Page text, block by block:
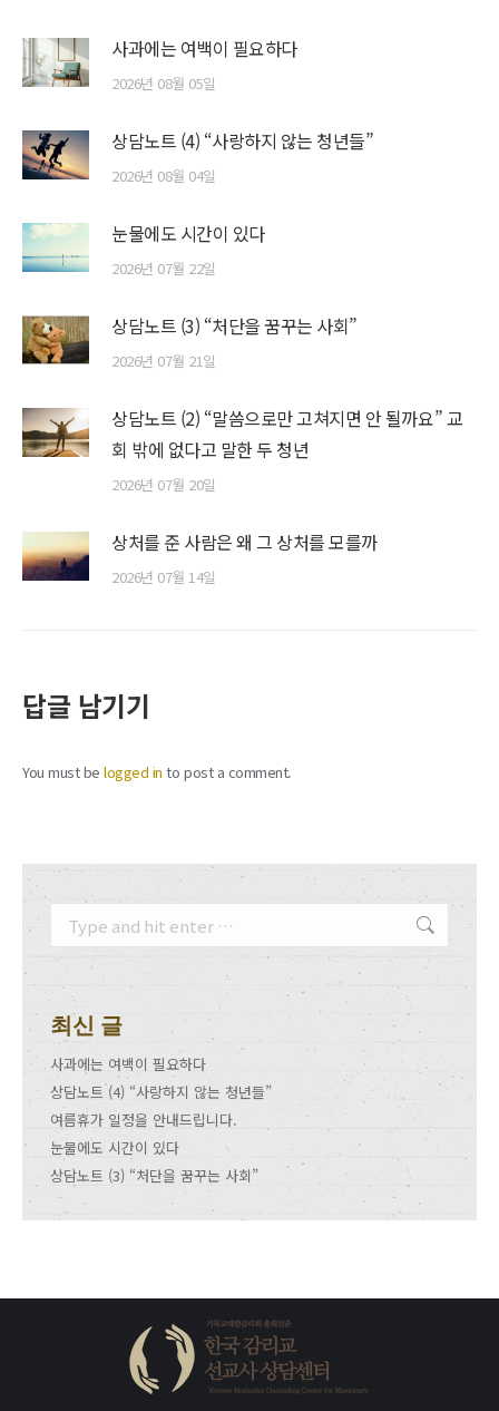
사과에는 여백이 필요하다
2026년 08월 05일
상담노트 (4) “사랑하지 않는 청년들”
2026년 08월 04일
눈물에도 시간이 있다
2026년 07월 22일
상담노트 (3) “처단을 꿈꾸는 사회”
2026년 07월 21일
상담노트 (2) “말씀으로만 고쳐지면 안 될까요” 교
회 밖에 없다고 말한 두 청년
2026년 07월 20일
상처를 준 사람은 왜 그 상처를 모를까
2026년 07월 14일
답글 남기기
You must belogged in to post a comment.
최신 글
사과에는 여백이 필요하다
상담노트 (4) “사랑하지 않는 청년들”
여름휴가 일정을 안내드립니다.
눈물에도 시간이 있다
상담노트 (3) “처단을 꿈꾸는 사회”